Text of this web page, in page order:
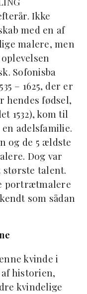
Ikke
med en af
malere, men
Sofonisba
– 1625, der er
hendes fødsel,
1532), kom til
adelsfamilie.
og de 5 ældste
Dog var
største talent.
portrætmalere
som sådan
kvinde i
historien,
kvindelige